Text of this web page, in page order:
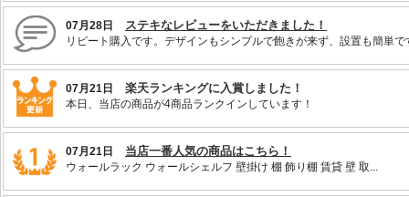
07月28日 ステキなレビューをいただきました！
リピート購入です。デザインもシンプルで飽きが来ず、設置も簡単
07月21日 楽天ランキングに入賞しました！
本日、当店の商品が4商品ランクインしています！
07月21日 当店一番人気の商品はこちら！
ウォールラック ウォールシェルフ 壁掛け 棚 飾り棚 賃貸 壁 取...